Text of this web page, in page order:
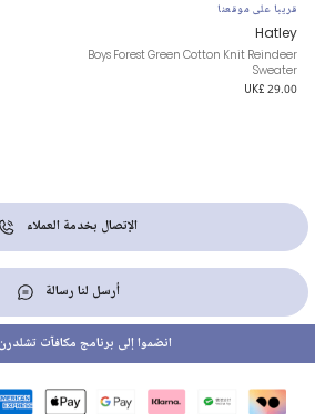
قريبا على موقعنا
Hatley
Boys Forest Green Cotton Knit Reindeer
Sweater
UK£ 29.00
الإتصال بخدمة العملاء
أرسل لنا رسالة
انضموا إلى برنامج مكافآت